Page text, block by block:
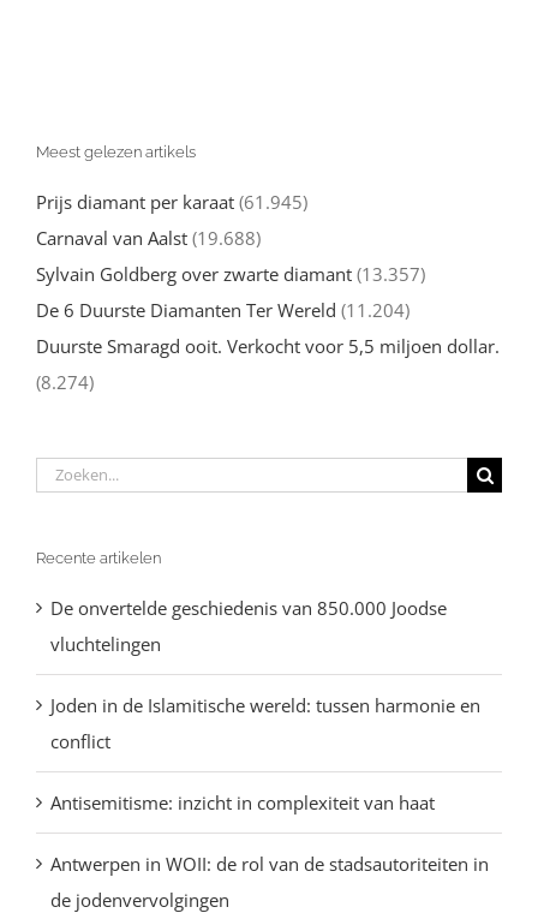
Meest gelezen artikels
Prijs diamant per karaat (61.945)
Carnaval van Aalst (19.688)
Sylvain Goldberg over zwarte diamant (13.357)
De 6 Duurste Diamanten Ter Wereld (11.204)
Duurste Smaragd ooit. Verkocht voor 5,5 miljoen dollar.
(8.274)
Zoeken
Recente artikelen
De onvertelde geschiedenis van 850.000 Joodse
vluchtelingen
Joden in de Islamitische wereld: tussen harmonie en
conflict
Antisemitisme: inzicht in complexiteit van haat
Antwerpen in WOII: de rol van de stadsautoriteiten in
de jodenvervolgingen